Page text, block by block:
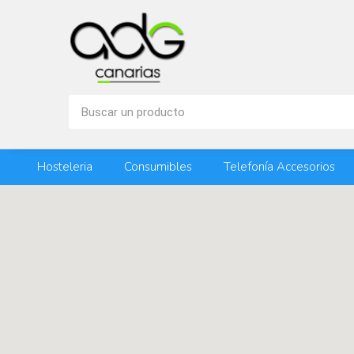
Hosteleria Consumibles Telefonía Accesorios